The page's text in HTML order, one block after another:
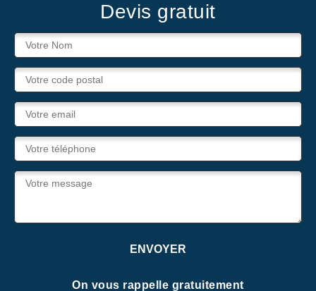
Devis gratuit
On vous rappelle gratuitement